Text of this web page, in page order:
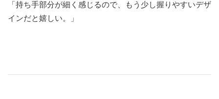
「持ち手部分が細く感じるので、もう少し握りやすいデザ
インだと嬉しい。」